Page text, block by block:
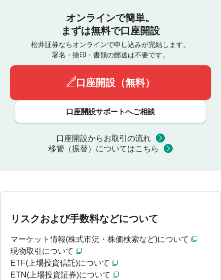
オンラインで簡単。
まずは無料で口座開設
松井証券ならオンラインで申し込みが完結します。
署名・捺印・書類の郵送は不要です。
口座開設（無料）
口座開設サポートへご相談
口座開設からお取引の流れ
移管（振替）についてはこちら
リスクおよび手数料などについて
マーケット情報(株式市況・株価検索など)について
現物取引について
ETF(上場投資信託)について
ETN(上場投資証券)について